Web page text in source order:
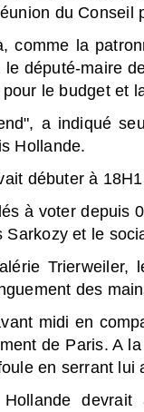
du Conseil
comme la
député-maire
le budget et
a indiqué
Hollande.
débuter à
à voter depuis
et le
Trierweiler,
des
midi en
de Paris. A
en serrant lui